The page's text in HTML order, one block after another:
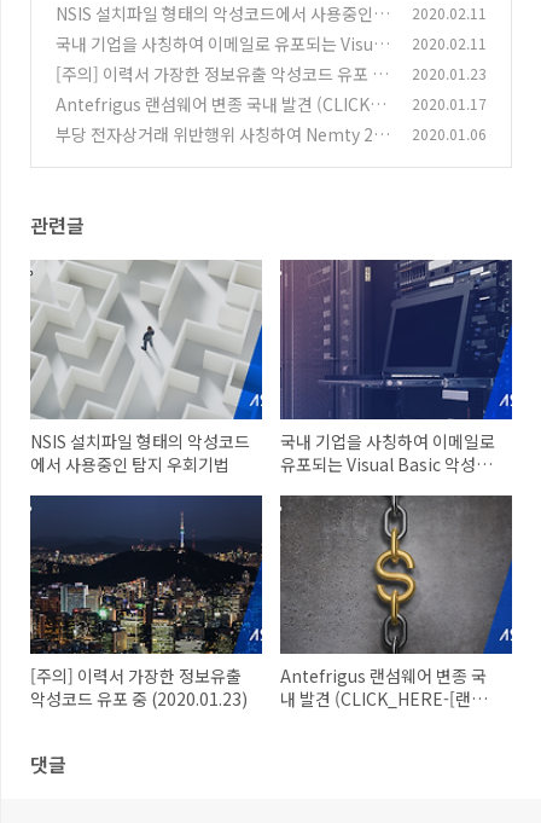
NSIS 설치파일 형태의 악성코드에서 사용중인
탐지 우회기법 (0)
2020.02.11
국내 기업을 사칭하여 이메일로 유포되는 Visual
Basic 악성코드 (1)
2020.02.11
[주의] 이력서 가장한 정보유출 악성코드 유포 중
(2020.01.23)
(0)
2020.01.23
Antefrigus 랜섬웨어 변종 국내 발견 (CLICK_
HERE-[랜덤].txt)
(0)
2020.01.17
부당 전자상거래 위반행위 사칭하여 Nemty 2.5
2020.01.06
관련글
NSIS 설치파일 형태의 악성코드
에서 사용중인 탐지 우회기법
국내 기업을 사칭하여 이메일로
유포되는 Visual Basic 악성코
[주의] 이력서 가장한 정보유출
악성코드 유포 중 (2020.01.23)
Antefrigus 랜섬웨어 변종 국
내 발견 (CLICK_HERE-[랜
댓글